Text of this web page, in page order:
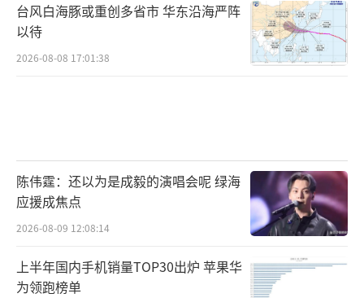
台风白海豚或重创多省市 华东沿海严阵
以待
2026-08-08 17:01:38
陈伟霆：还以为是成毅的演唱会呢 绿海
应援成焦点
2026-08-09 12:08:14
上半年国内手机销量TOP30出炉 苹果华
为领跑榜单